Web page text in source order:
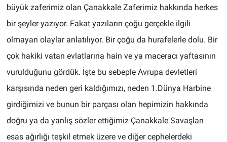
büyük zaferimiz olan Çanakkale Zaferimiz hakkında herkes
bir şeyler yazıyor. Fakat yazıların çoğu gerçekle ilgili
olmayan olaylar anlatılıyor. Bir çoğu da hurafelerle dolu. Bir
çok hakiki vatan evlatlarına hain ve ya maceracı yaftasının
vurulduğunu gördük. İşte bu sebeple Avrupa devletleri
karşısında neden geri kaldığımızı, neden 1.Dünya Harbine
girdiğimizi ve bunun bir parçası olan hepimizin hakkında
doğru ya da yanlış sözler ettiğimiz Çanakkale Savaşları
esas ağırlığı teşkil etmek üzere ve diğer cephelerdeki